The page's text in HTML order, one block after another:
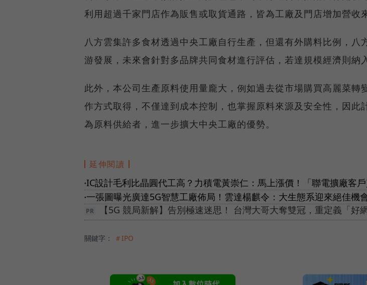
利用超過千家門店作為販售或取貨通路，皆為工廠及門店增加營收
八方雲集許多食材透過中央工廠自行生產，但還有外購料比例，八
游發展，未來會針對多品牌共同食材進行評估，若達規模經濟則納
此外，本公司生產原料使用量龐大，例如過去從市場購買高麗菜轉
作方式取得，不僅達到成本控制，也掌握原料來源及安全性，因此
為原料供給者，進一步擴大中央工廠的優勢。
延伸閱讀
●IC設計毛利比晶圓代工高？力積電黃崇仁：馬上漲價！「聯電擴廠客
● 一張圖曝光廣達5G智慧工廠佈局！雲達楊麒令：大生態系迎來絕佳機
【5G 競局新解】告別極速迷思！ 台灣大哥大奪雙冠，重定義「好網
關鍵字： ＃IPO